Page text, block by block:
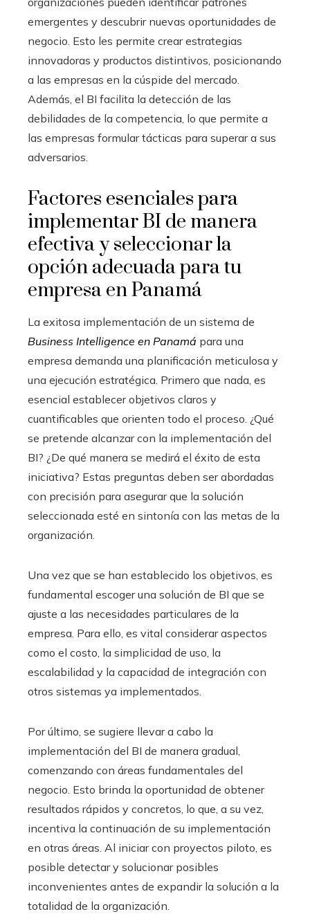
emergentes y descubrir nuevas oportunidades de
negocio. Esto les permite crear estrategias
innovadoras y productos distintivos, posicionando
a las empresas en la cúspide del mercado.
Además, el BI facilita la detección de las
debilidades de la competencia, lo que permite a
las empresas formular tácticas para superar a sus
adversarios.
Factores esenciales para
implementar BI de manera
efectiva y seleccionar la
opción adecuada para tu
empresa en Panamá
La exitosa implementación de un sistema de
Business Intelligence en Panamá para una
empresa demanda una planificación meticulosa y
una ejecución estratégica. Primero que nada, es
esencial establecer objetivos claros y
cuantificables que orienten todo el proceso. ¿Qué
se pretende alcanzar con la implementación del
BI? ¿De qué manera se medirá el éxito de esta
iniciativa? Estas preguntas deben ser abordadas
con precisión para asegurar que la solución
seleccionada esté en sintonía con las metas de la
organización.
Una vez que se han establecido los objetivos, es
fundamental escoger una solución de BI que se
ajuste a las necesidades particulares de la
empresa. Para ello, es vital considerar aspectos
como el costo, la simplicidad de uso, la
escalabilidad y la capacidad de integración con
otros sistemas ya implementados.
Por último, se sugiere llevar a cabo la
implementación del BI de manera gradual,
comenzando con áreas fundamentales del
negocio. Esto brinda la oportunidad de obtener
resultados rápidos y concretos, lo que, a su vez,
incentiva la continuación de su implementación
en otras áreas. Al iniciar con proyectos piloto, es
posible detectar y solucionar posibles
inconvenientes antes de expandir la solución a la
totalidad de la organización.